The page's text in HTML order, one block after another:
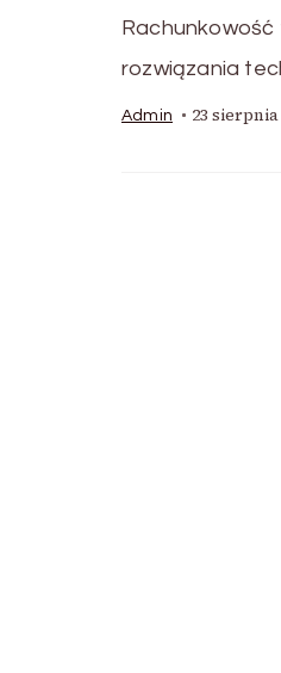
Rachunkowość
rozwiązania
Admin 23 sierpnia